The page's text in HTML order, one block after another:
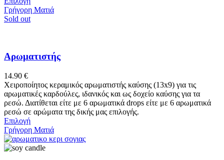
το
προϊόν
Οι
επιλογές
να
επιλεγούν
στη
σελίδα
του
προϊόντος
Γρήγορη Ματιά
Sold out
Αρωματιστής
14.90 €
Χειροποίητος κεραμικός αρωματιστής καύσης (13x9) για τις
αρωματικές καρδούλες, ιδανικός και ως δοχείο καύσης για τα
ρεσώ. Διατίθεται είτε με 6 αρωματικά drops είτε με 6 αρωματικά
ρεσώ σε αρώματα της δικής μας επιλογής.
ΕπιλογήΑυτό
το
προϊόν
έχει
Γρήγορη Ματιά